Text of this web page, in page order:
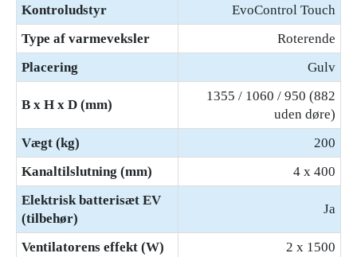
Kontroludstyr
EvoControl Touch
Type af varmeveksler
Roterende
Placering
Gulv
B x H x D (mm)
1355 / 1060 / 950 (882
uden døre)
Vægt (kg)
200
Kanaltilslutning (mm)
4 x 400
Elektrisk batterisæt EV
(tilbehør)
Ja
Ventilatorens effekt (W) 2 x 1500